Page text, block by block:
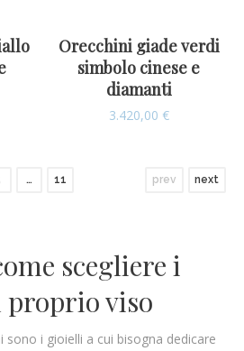
Orecchini giade verdi
simbolo cinese e
diamanti
3.420,00 €
… 11 prev next
scegliere i
viso
sono i gioielli a cui bisogna dedicare